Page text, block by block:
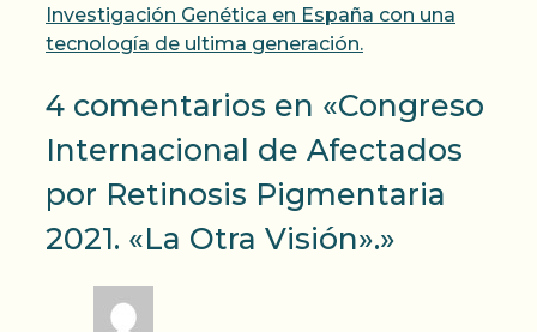
Investigación Genética en España con una
tecnología de ultima generación.
4 comentarios en «Congreso
Internacional de Afectados
por Retinosis Pigmentaria
2021. «La Otra Visión».»